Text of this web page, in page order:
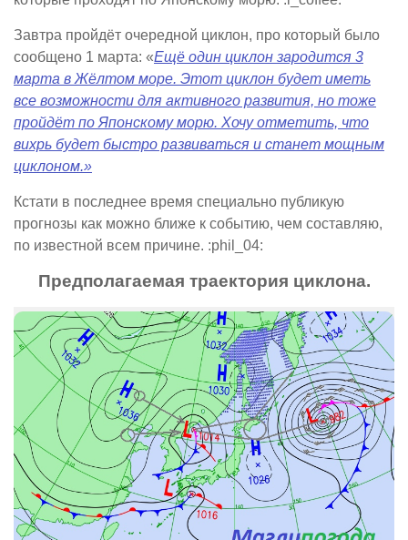
Завтра пройдёт очередной циклон, про который было
сообщено 1 марта: «Ещё один циклон зародится 3
марта в Жёлтом море. Этот циклон будет иметь
все возможности для активного развития, но тоже
пройдёт по Японскому морю. Хочу отметить, что
вихрь будет быстро развиваться и станет мощным
циклоном.»
Кстати в последнее время специально публикую
прогнозы как можно ближе к событию, чем составляю,
по известной всем причине. :phil_04:
Предполагаемая траектория циклона.